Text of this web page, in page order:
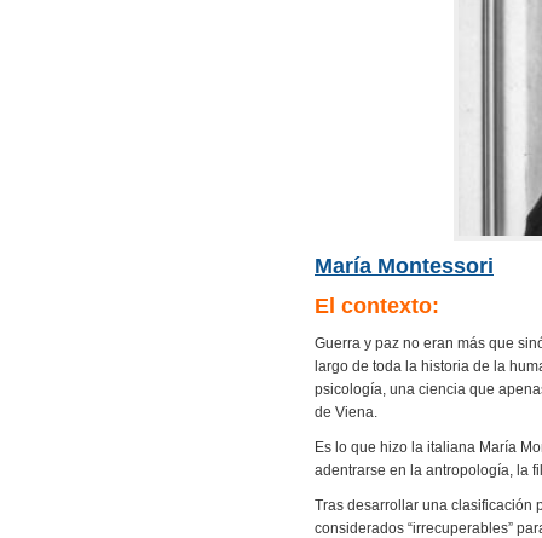
María Montessori
El contexto:
Guerra y paz no eran más que
largo de toda la historia de la
psicología, una ciencia que
de Viena.
Es lo que hizo la italiana María
adentrarse en la antropología, la
Tras desarrollar una clasificación
considerados “irrecuperables”